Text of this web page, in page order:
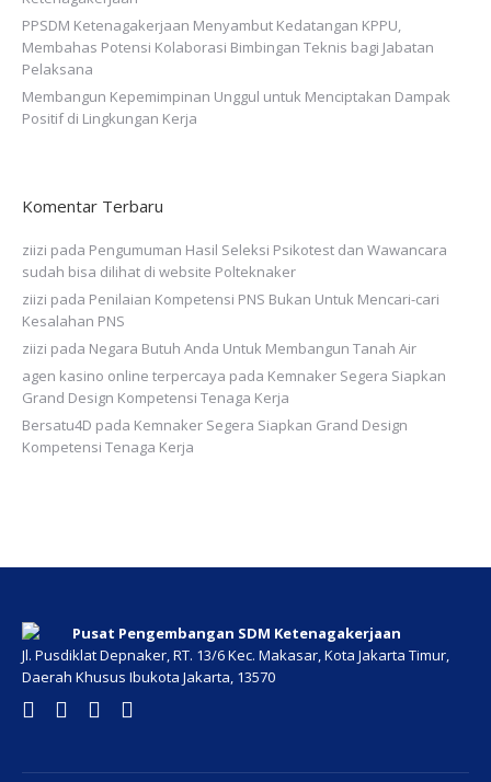
PPSDM Ketenagakerjaan Menyambut Kedatangan KPPU,
Membahas Potensi Kolaborasi Bimbingan Teknis bagi Jabatan
Pelaksana
Membangun Kepemimpinan Unggul untuk Menciptakan Dampak
Positif di Lingkungan Kerja
Komentar Terbaru
ziizi pada Pengumuman Hasil Seleksi Psikotest dan Wawancara
sudah bisa dilihat di website Polteknaker
ziizi pada Penilaian Kompetensi PNS Bukan Untuk Mencari-cari
Kesalahan PNS
ziizi pada Negara Butuh Anda Untuk Membangun Tanah Air
agen kasino online terpercaya pada Kemnaker Segera Siapkan
Grand Design Kompetensi Tenaga Kerja
Bersatu4D pada Kemnaker Segera Siapkan Grand Design
Kompetensi Tenaga Kerja
Pusat Pengembangan SDM Ketenagakerjaan
Jl. Pusdiklat Depnaker, RT. 13/6 Kec. Makasar, Kota Jakarta Timur,
Daerah Khusus Ibukota Jakarta, 13570